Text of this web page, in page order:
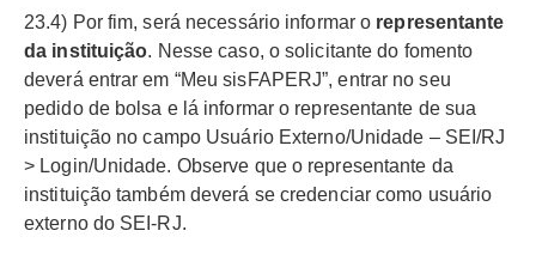
23.4) Por fim, será necessário informar o representante
da instituição. Nesse caso, o solicitante do fomento
deverá entrar em “Meu sisFAPERJ”, entrar no seu
pedido de bolsa e lá informar o representante de sua
instituição no campo Usuário Externo/Unidade – SEI/RJ
> Login/Unidade. Observe que o representante da
instituição também deverá se credenciar como usuário
externo do SEI-RJ.